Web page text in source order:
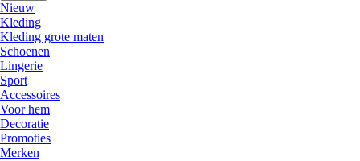
Nieuw
Kleding
Kleding grote maten
Schoenen
Lingerie
Sport
Accessoires
Voor hem
Decoratie
Promoties
Merken